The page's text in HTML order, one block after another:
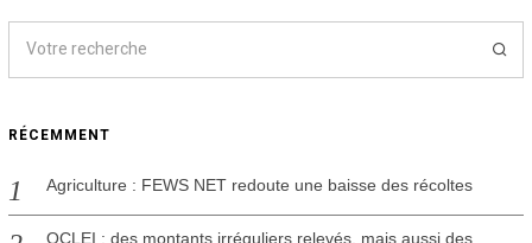
e
m
2
5
RÉCEMMENT
Agriculture : FEWS NET redoute une baisse des récoltes
OCLEI : des montants irréguliers relevés, mais aussi des